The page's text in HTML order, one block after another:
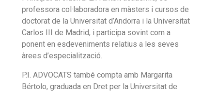
professora col·laboradora en màsters i cursos de
doctorat de la Universitat d’Andorra i la Universitat
Carlos III de Madrid, i participa sovint com a
ponent en esdeveniments relatius a les seves
àrees d’especialització.
P.I. ADVOCATS també compta amb Margarita
Bértolo, graduada en Dret per la Universitat de